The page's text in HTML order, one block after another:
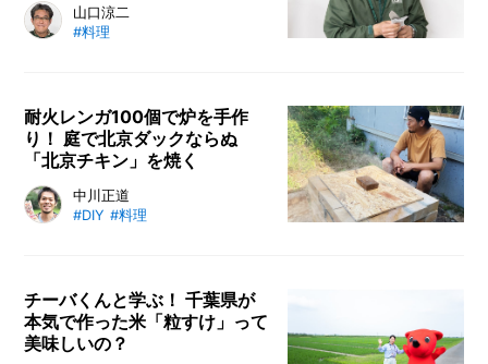
「『便利』を謳った調理器具ってた
くさんあるけど、いったいどれがい
ークなおすすめ調理器具を、その道
のプロが厳選してご紹介。調理器具
のメーカーや問屋に合計20年勤
め、現在はカインズで調理器具のバ
イヤーを務める山口涼二に話を聞き
山口涼二
#料理
耐火レンガ100個で炉を手作
り！ 庭で北京ダックならぬ
「北京チキン」を焼く
麻辣ブームの火付け役である四川料
理専門家の中川正道さん。移住した
キン」づくりに挑戦します。炉をつ
くる場所の確保から材料選び、調理
とすべての工程が楽しくおいしいDI
中川正道
#DIY #料理
チーバくんと学ぶ！ 千葉県が
本気で作った米「粒すけ」って
美味しいの？